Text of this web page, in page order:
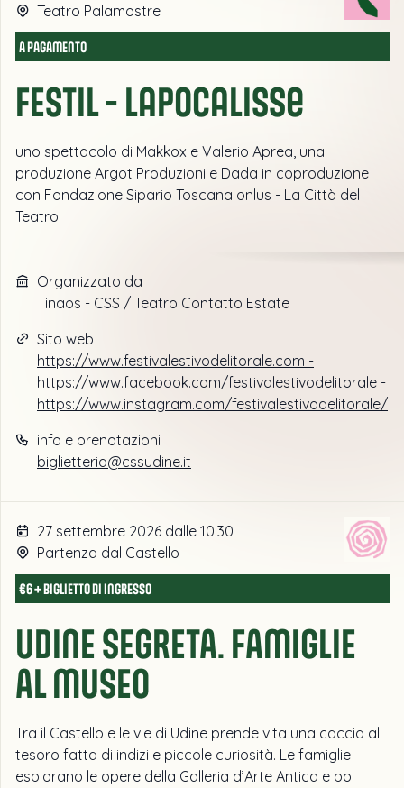
Teatro Palamostre
A PAGAMENTO
FESTIL - Lapocalisse
uno spettacolo di Makkox e Valerio Aprea, una
produzione Argot Produzioni e Dada in coproduzione
con Fondazione Sipario Toscana onlus - La Città del
Teatro
Organizzato da
Tinaos - CSS / Teatro Contatto Estate
Sito web
https://www.festivalestivodelitorale.com -
https://www.facebook.com/festivalestivodelitorale -
https://www.instagram.com/festivalestivodelitorale/
info e prenotazioni
biglietteria@cssudine.it
27 settembre 2026 dalle 10:30
Partenza dal Castello
€6 + BIGLIETTO DI INGRESSO
UDINE SEGRETA. FAMIGLIE
AL MUSEO
Tra il Castello e le vie di Udine prende vita una caccia al
tesoro fatta di indizi e piccole curiosità. Le famiglie
esplorano le opere della Galleria d’Arte Antica e poi